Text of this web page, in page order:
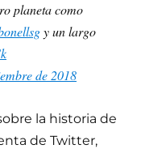
planeta como
y un largo
de 2018
la historia de
de Twitter,